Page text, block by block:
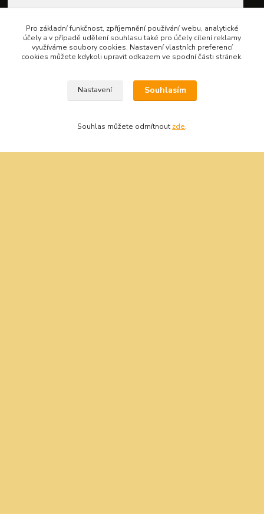
Pro základní funkčnost, zpříjemnění používání webu, analytické
účely a v případě udělení souhlasu také pro účely cílení reklamy
využíváme soubory cookies. Nastavení vlastních preferencí
cookies můžete kdykoli upravit odkazem ve spodní části stránek.
Nastavení Souhlasím
Souhlas můžete odmítnout zde.